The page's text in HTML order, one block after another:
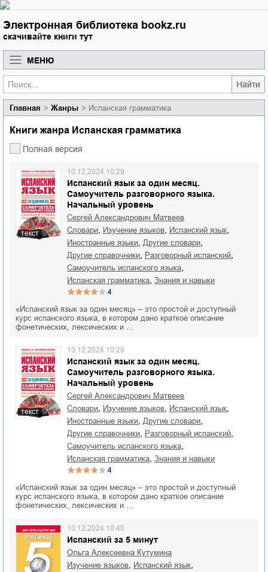
Электронная библиотека bookz.ru
скачивайте книги тут
МЕНЮ
Найти
Главная Жанры Испанская грамматика
Книги жанра Испанская грамматика
Полная версия
текст
Испанский язык за один месяц.
Самоучитель разговорного языка.
Начальный уровень
10.12.2024 10:29
Сергей Александрович Матвеев
словари
изучение языков испанский язык
иностранные языки другие словари
другие справочники разговорный испанский
самоучитель испанского языка
испанская грамматика знания и навыки
4
«Испанский язык за один месяц» – это простой и доступный
курс испанского языка, в котором дано краткое описание
фонетических, лексических и …
текст
Испанский язык за один месяц.
Самоучитель разговорного языка.
Начальный уровень
10.12.2024 10:29
Сергей Александрович Матвеев
словари
изучение языков испанский язык
иностранные языки другие словари
другие справочники разговорный испанский
самоучитель испанского языка
испанская грамматика знания и навыки
4
«Испанский язык за один месяц» – это простой и доступный
курс испанского языка, в котором дано краткое описание
фонетических, лексических и …
Испанский за 5 минут
10.12.2024 10:40
Ольга Алексеевна Кутумина
изучение языков
испанский язык